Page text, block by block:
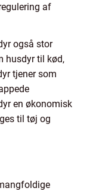
af
også stor
husdyr til kød,
tjener som
en økonomisk
til tøj og